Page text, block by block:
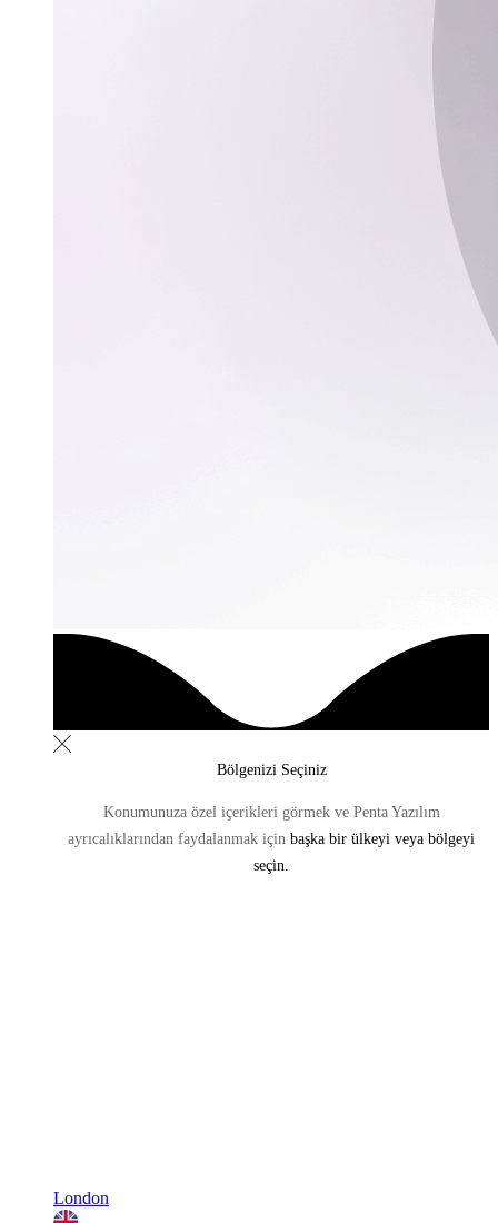
Bölgenizi Seçiniz
Konumunuza özel içerikleri görmek ve Penta Yazılım
ayrıcalıklarından faydalanmak için başka bir ülkeyi veya bölgeyi
seçin.
London